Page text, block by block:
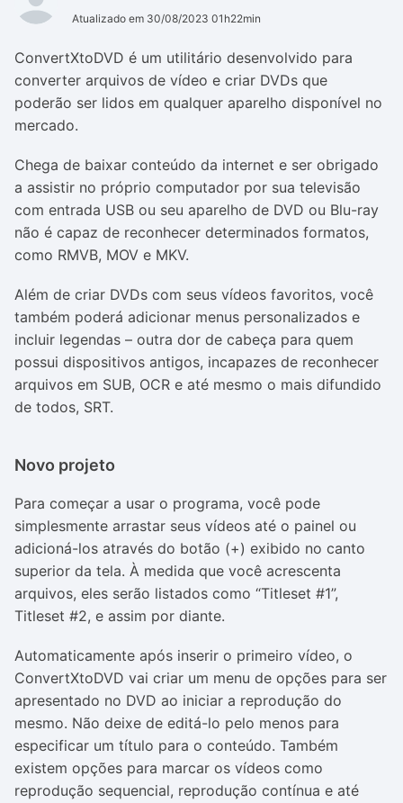
Atualizado em 30/08/2023 01h22min
ConvertXtoDVD é um utilitário desenvolvido para
converter arquivos de vídeo e criar DVDs que
poderão ser lidos em qualquer aparelho disponível no
mercado.
Chega de baixar conteúdo da internet e ser obrigado
a assistir no próprio computador por sua televisão
com entrada USB ou seu aparelho de DVD ou Blu-ray
não é capaz de reconhecer determinados formatos,
como RMVB, MOV e MKV.
Além de criar DVDs com seus vídeos favoritos, você
também poderá adicionar menus personalizados e
incluir legendas – outra dor de cabeça para quem
possui dispositivos antigos, incapazes de reconhecer
arquivos em SUB, OCR e até mesmo o mais difundido
de todos, SRT.
Novo projeto
Para começar a usar o programa, você pode
simplesmente arrastar seus vídeos até o painel ou
adicioná-los através do botão (+) exibido no canto
superior da tela. À medida que você acrescenta
arquivos, eles serão listados como “Titleset #1”,
Titleset #2, e assim por diante.
Automaticamente após inserir o primeiro vídeo, o
ConvertXtoDVD vai criar um menu de opções para ser
apresentado no DVD ao iniciar a reprodução do
mesmo. Não deixe de editá-lo pelo menos para
especificar um título para o conteúdo. Também
existem opções para marcar os vídeos como
reprodução sequencial, reprodução contínua e até